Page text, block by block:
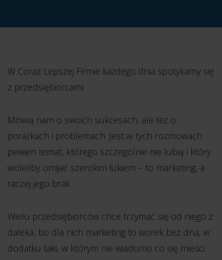
W Coraz Lepszej Firmie każdego dnia spotykamy się
z przedsiębiorcami.
Mówią nam o swoich sukcesach, ale też o
porażkach i problemach. Jest w tych rozmowach
pewien temat, którego szczególnie nie lubią i który
woleliby omijać szerokim łukiem – to marketing, a
raczej jego brak.
Wielu przedsiębiorców chce trzymać się od niego z
daleka, bo dla nich marketing to worek bez dna, w
dodatku taki, w którym nie wiadomo co się mieści.